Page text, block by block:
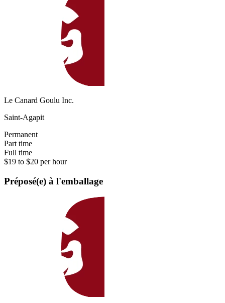
Le Canard Goulu Inc.
Saint-Agapit
Permanent
Part time
Full time
$19 to $20 per hour
Préposé(e) à l'emballage